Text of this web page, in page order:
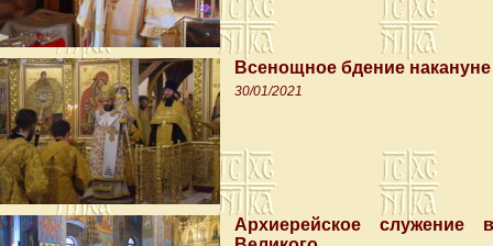
Всенощное бдение
30/01/2021
Архиерейское